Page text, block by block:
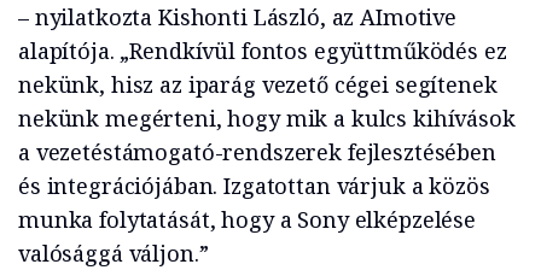
– nyilatkozta Kishonti László, az AImotive
alapítója. „Rendkívül fontos együttműködés ez
nekünk, hisz az iparág vezető cégei segítenek
nekünk megérteni, hogy mik a kulcs kihívások
a vezetéstámogató-rendszerek fejlesztésében
és integrációjában. Izgatottan várjuk a közös
munka folytatását, hogy a Sony elképzelése
valósággá váljon.”